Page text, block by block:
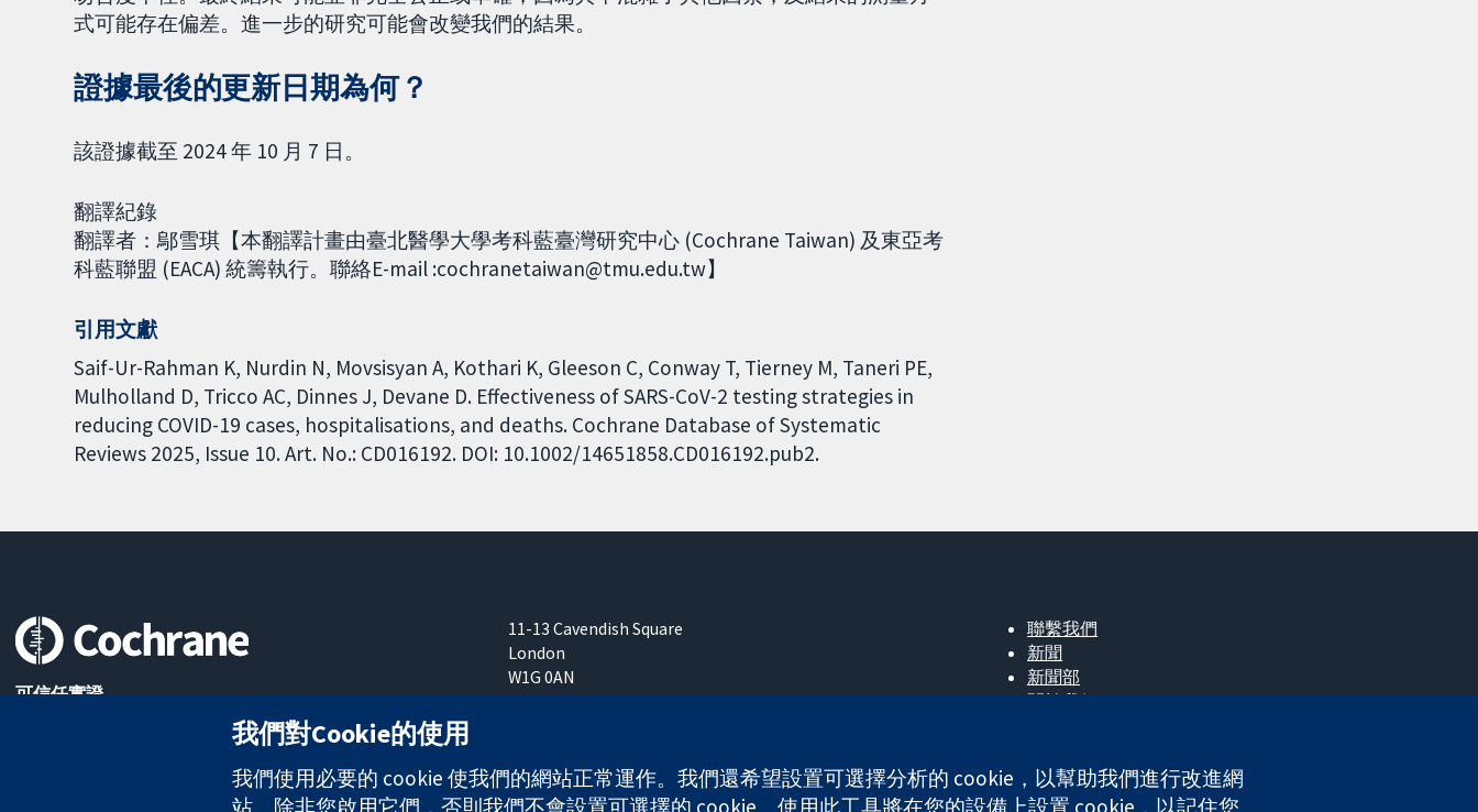
式可能存在偏差。進一步的研究可能會改變我們的結果。
證據最後的更新日期為何？
該證據截至 2024 年 10 月 7 日。
翻譯紀錄
翻譯者：鄔雪琪【本翻譯計畫由臺北醫學大學考科藍臺灣研究中心 (Cochrane Taiwan) 及東亞考
科藍聯盟 (EACA) 統籌執行。聯絡E-mail :cochranetaiwan@tmu.edu.tw】
引用文獻
Saif-Ur-Rahman K, Nurdin N, Movsisyan A, Kothari K, Gleeson C, Conway T, Tierney M, Taneri PE,
Mulholland D, Tricco AC, Dinnes J, Devane D. Effectiveness of SARS-CoV-2 testing strategies in
reducing COVID-19 cases, hospitalisations, and deaths. Cochrane Database of Systematic
Reviews 2025, Issue 10. Art. No.: CD016192. DOI: 10.1002/14651858.CD016192.pub2.
可信任實證
11-13 Cavendish Square
London
W1G 0AN
United Kingdom
聯繫我們
新聞
新聞部
關於我們
我們對Cookie的使用
我們使用必要的 cookie 使我們的網站正常運作。我們還希望設置可選擇分析的 cookie，以幫助我們進行改進網
站。除非您啟用它們，否則我們不會設置可選擇的 cookie。使用此工具將在您的設備上設置 cookie，以記住您